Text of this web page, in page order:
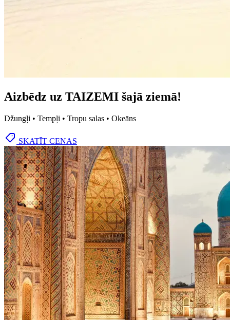
Aizbēdz uz TAIZEMI šajā ziemā!
Džungļi • Tempļi • Tropu salas • Okeāns
SKATĪT CENAS